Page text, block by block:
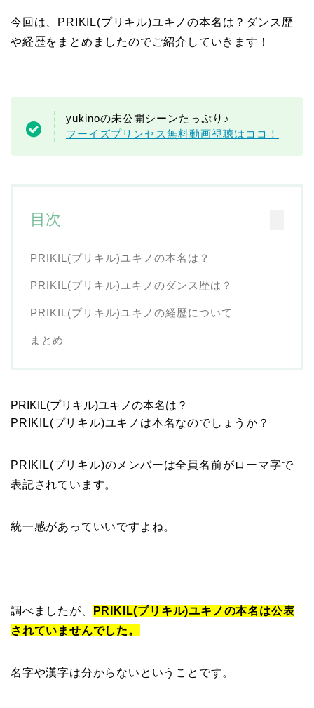
今回は、PRIKIL(プリキル)ユキノの本名は？ダンス歴
や経歴をまとめましたのでご紹介していきます！
yukinoの未公開シーンたっぷり♪
フーイズプリンセス無料動画視聴はココ！
目次
PRIKIL(プリキル)ユキノの本名は？
PRIKIL(プリキル)ユキノのダンス歴は？
PRIKIL(プリキル)ユキノの経歴について
まとめ
PRIKIL(プリキル)ユキノの本名は？
PRIKIL(プリキル)ユキノは本名なのでしょうか？
PRIKIL(プリキル)のメンバーは全員名前がローマ字で
表記されています。
統一感があっていいですよね。
調べましたが、 PRIKIL(プリキル)ユキノの本名は公表
されていませんでした。
名字や漢字は分からないということです。